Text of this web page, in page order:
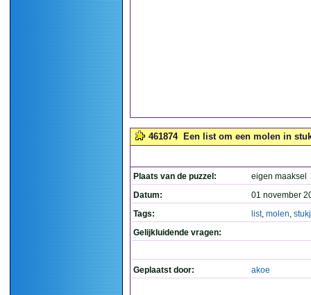
461874 Een list om een molen in
Plaats van de puzzel:
eigen maaksel
Datum:
01 november
Tags:
list, molen,
Gelijkluidende vragen:
Geplaatst door: akoe